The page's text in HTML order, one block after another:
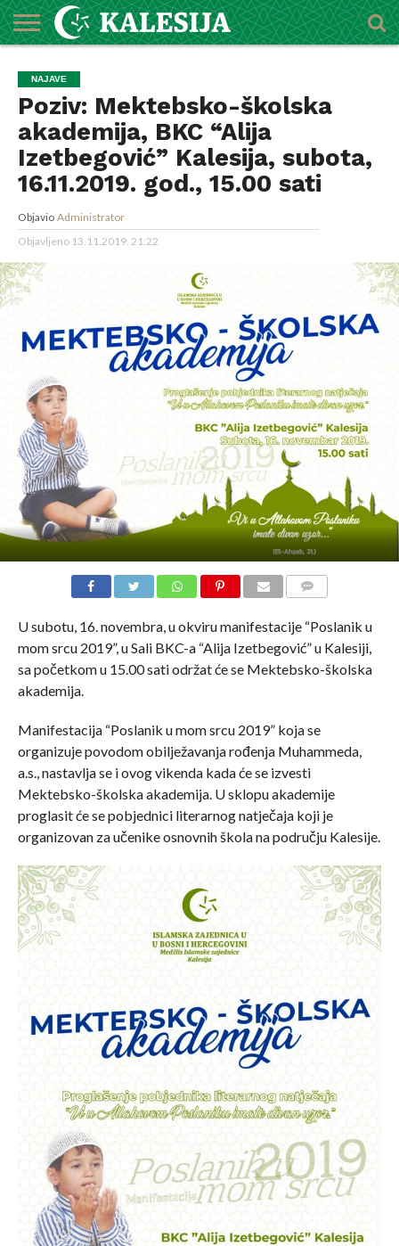
O
MEDŽLISU
DŽEMATI
IMAMI
MEKTEBSKI
CENTAR
VIJESTI
HUTBE
NAJAVE
KALENDAR
KONTAKT
NAJAVE
Poziv: Mektebsko-školska
akademija, BKC “Alija
Izetbegović” Kalesija, subota,
16.11.2019. god., 15.00 sati
Objavio Administrator
Objavljeno 13.11.2019. 21:22
U subotu, 16. novembra, u okviru manifestacije “Poslanik u
mom srcu 2019”, u Sali BKC-a “Alija Izetbegović” u Kalesiji,
sa početkom u 15.00 sati održat će se Mektebsko-školska
akademija.
Manifestacija “Poslanik u mom srcu 2019” koja se
organizuje povodom obilježavanja rođenja Muhammeda,
a.s., nastavlja se i ovog vikenda kada će se izvesti
Mektebsko-školska akademija. U sklopu akademije
proglasit će se pobjednici literarnog natječaja koji je
organizovan za učenike osnovnih škola na području Kalesije.